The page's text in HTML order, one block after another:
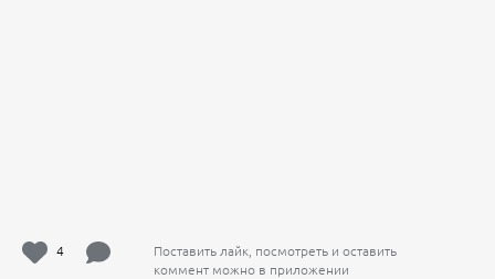
4
Поставить лайк, посмотреть и оставить
коммент можно в приложении